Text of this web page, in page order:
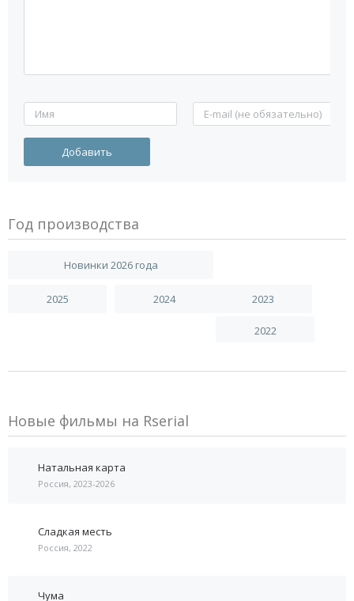
Год производства
Новинки 2026 года
2025 2024 2023
2022
Новые фильмы на Rserial
Натальная карта
Россия, 2023-2026
Сладкая месть
Россия, 2022
Чума